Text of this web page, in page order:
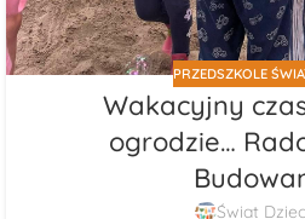
PRZEDSZKOLE
Wakacyjny
ogrodzie…
Świat